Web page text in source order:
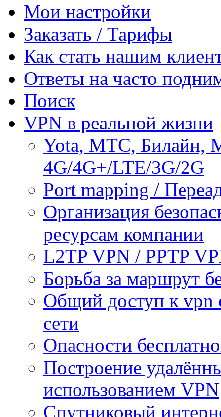
Мои настройки
Заказать / Тарифы
Как стать нашим
Ответы на часто
Поиск
VPN в реальной жизни
Yota, МТС, Билайн,
4G/4G+/LTE/3G/2G
Port mapping /
Организация
ресурсам компании
L2TP VPN / PPTP
Борьба за маршрут
Общий доступ к vpn
сети
Опасности
Построение
использованием VPN
Спутниковый